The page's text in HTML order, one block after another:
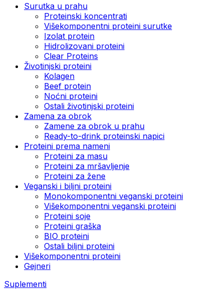
Surutka u prahu
Proteinski koncentrati
Višekomponentni proteini surutke
Izolat protein
Hidrolizovani proteini
Clear Proteins
Životinjski proteini
Kolagen
Beef protein
Noćni proteini
Ostali životinjski proteini
Zamena za obrok
Zamene za obrok u prahu
Ready-to-drink proteinski napici
Proteini prema nameni
Proteini za masu
Proteini za mršavljenje
Proteini za žene
Veganski i biljni proteini
Monokomponentni veganski proteini
Višekomponentni veganski proteini
Proteini soje
Proteini graška
BIO proteini
Ostali biljni proteini
Višekomponentni proteini
Gejneri
Suplementi